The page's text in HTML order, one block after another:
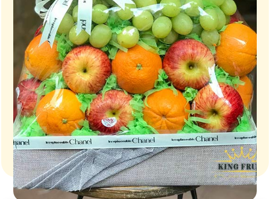
Giỏ quà – Tinh hoa từ trái cây tươi ngon